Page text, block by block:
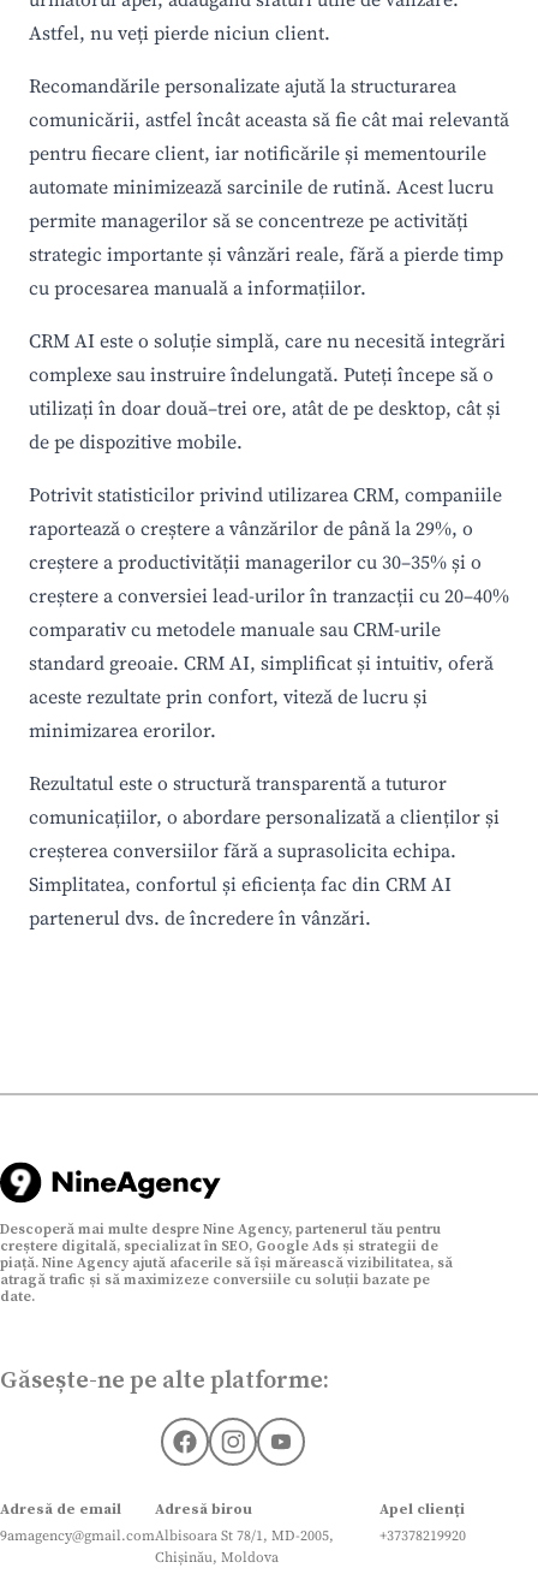
Astfel, nu veți pierde niciun client.
Recomandările personalizate ajută la structurarea
comunicării, astfel încât aceasta să fie cât mai relevantă
pentru fiecare client, iar notificările și mementourile
automate minimizează sarcinile de rutină. Acest lucru
permite managerilor să se concentreze pe activități
strategic importante și vânzări reale, fără a pierde timp
cu procesarea manuală a informațiilor.
CRM AI este o soluție simplă, care nu necesită integrări
complexe sau instruire îndelungată. Puteți începe să o
utilizați în doar două–trei ore, atât de pe desktop, cât și
de pe dispozitive mobile.
Potrivit statisticilor privind utilizarea CRM, companiile
raportează o creștere a vânzărilor de până la 29%, o
creștere a productivității managerilor cu 30–35% și o
creștere a conversiei lead-urilor în tranzacții cu 20–40%
comparativ cu metodele manuale sau CRM-urile
standard greoaie. CRM AI, simplificat și intuitiv, oferă
aceste rezultate prin confort, viteză de lucru și
minimizarea erorilor.
Rezultatul este o structură transparentă a tuturor
comunicațiilor, o abordare personalizată a clienților și
creșterea conversiilor fără a suprasolicita echipa.
Simplitatea, confortul și eficiența fac din CRM AI
partenerul dvs. de încredere în vânzări.
Descoperă mai multe despre Nine Agency, partenerul tău pentru
creștere digitală, specializat în SEO, Google Ads și strategii de
piață. Nine Agency ajută afacerile să își mărească vizibilitatea, să
atragă trafic și să maximizeze conversiile cu soluții bazate pe
date.
Găsește-ne pe alte platforme:
Adresă de email
9amagency@gmail.com
Adresă birou
Albisoara St 78/1, MD-2005,
Chișinău, Moldova
Apel clienți
+37378219920